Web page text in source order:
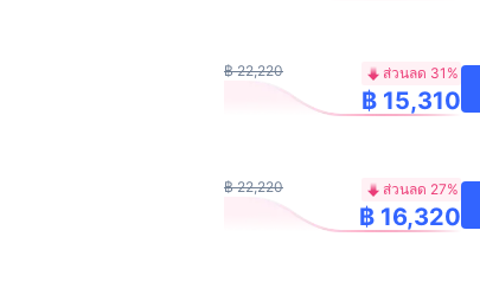
฿ 22,220 ส่วนลด 31%
฿ 15,310
฿ 22,220 ส่วนลด 27%
฿ 16,320